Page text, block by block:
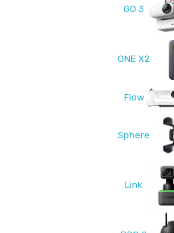
GO 3
ONE X2
Flow
Sphere
Link